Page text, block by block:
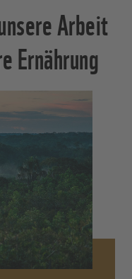
Arbeit
Ernährung